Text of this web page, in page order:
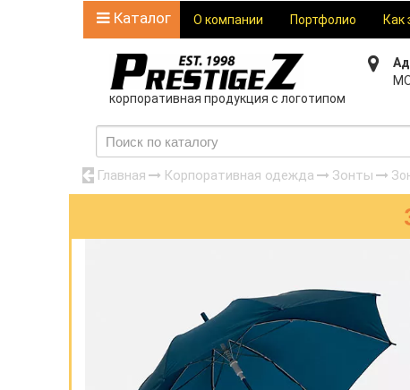
Каталог О компании Портфолио Как
корпоративная продукция с логотипом
Главная Корпоративная одежда Зонты